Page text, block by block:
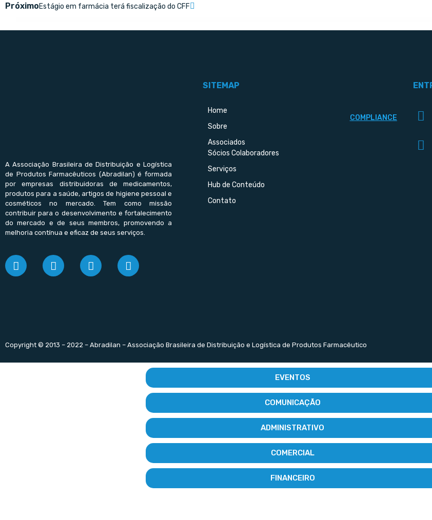
PróximoEstágio em farmácia terá fiscalização do CFF
A Associação Brasileira de Distribuição e Logística
de Produtos Farmacêuticos (Abradilan) é formada
por empresas distribuidoras de medicamentos,
produtos para a saúde, artigos de higiene pessoal e
cosméticos no mercado. Tem como missão
contribuir para o desenvolvimento e fortalecimento
do mercado e de seus membros, promovendo a
melhoria contínua e eficaz de seus serviços.
SITEMAP
Home
Sobre
Associados
Sócios Colaboradores
Serviços
Hub de Conteúdo
Contato
COMPLIANCE
Copyright © 2013 – 2022 – Abradilan – Associação Brasileira de Distribuição e Logística de Produtos Farmacêutico
EVENTOS
COMUNICAÇÃO
ADMINISTRATIVO
COMERCIAL
FINANCEIRO